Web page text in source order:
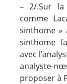
– 2/.Sur la
comme
sinthome »
sinthome
avec
analyste-
proposer à